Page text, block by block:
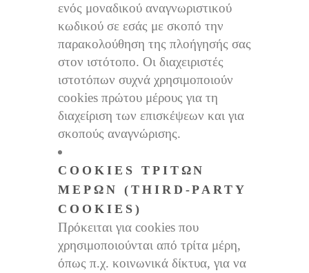
ενός μοναδικού αναγνωριστικού
κωδικού σε εσάς με σκοπό την
παρακολούθηση της πλοήγησής σας
στον ιστότοπο. Οι διαχειριστές
ιστοτόπων συχνά χρησιμοποιούν
cookies πρώτου μέρους για τη
διαχείριση των επισκέψεων και για
σκοπούς αναγνώρισης.
COOKIES ΤΡΊΤΩΝ
ΜΕΡΏΝ (THIRD-PARTY
COOKIES)
Πρόκειται για cookies που
χρησιμοποιούνται από τρίτα μέρη,
όπως π.χ. κοινωνικά δίκτυα, για να